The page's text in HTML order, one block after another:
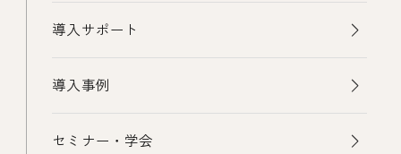
導入サポート
導入事例
セミナー・学会